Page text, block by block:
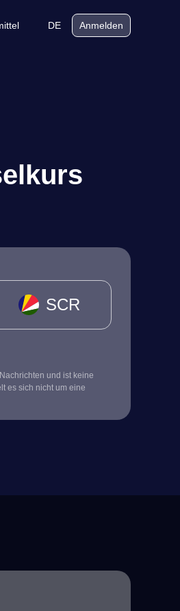
DE Anmelden
SCR
und ist keine
es sich nicht um eine